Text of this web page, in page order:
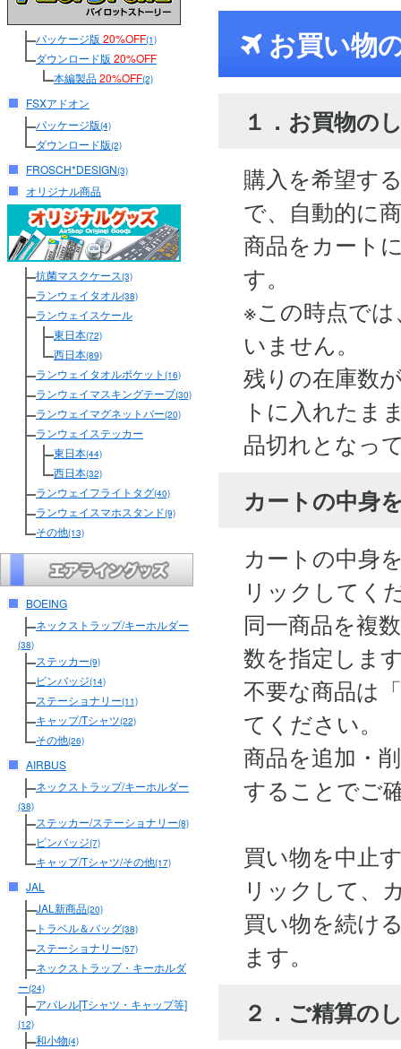
パッケージ版 20%OFF(1)
ダウンロード版 20%OFF
本編製品20%OFF(2)
FSXアドオン
パッケージ版(4)
ダウンロード版(2)
FROSCH*DESIGN(3)
オリジナル商品
抗菌マスクケース(3)
ランウェイタオル(38)
ランウェイスケール
東日本(72)
西日本(89)
ランウェイタオルポケット (16)
ランウェイマスキングテープ(30)
ランウェイマグネットバー(20)
ランウェイステッカー
東日本(44)
西日本(32)
ランウェイフライトタグ(40)
ランウェイスマホスタンド(9)
その他(13)
BOEING
ネックストラップ/キーホルダー
(38)
ステッカー(9)
ピンバッジ(14)
ステーショナリー(11)
キャップ/Tシャツ(22)
その他(26)
AIRBUS
ネックストラップ/キーホルダー
(38)
ステッカー/ステーショナリー(8)
ピンバッジ(7)
キャップ/Tシャツ/その他(17)
JAL
JAL新商品(20)
トラベル＆バッグ(38)
ステーショナリー(57)
ネックストラップ・キーホルダ
ー(24)
アパレル[Tシャツ・キャップ等]
(12)
和小物(4)
お買い物
１．お買物の
購入を希望す
で、自動的に
商品をカート
す。
※この時点で
いません。
残りの在庫数
トに入れたま
品切れとなっ
カートの中身
カートの中身
リックしてく
同一商品を複
数を指定しま
不要な商品は
てください。
商品を追加・
することでご
買い物を中止
リックして、
買い物を続け
ます。
２．ご精算の